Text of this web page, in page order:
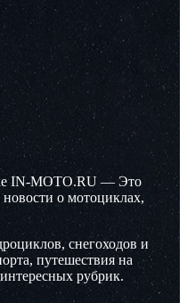
IN-MOTO.RU — Это
о мотоциклах,
снегоходов и
путешествия на
рубрик.